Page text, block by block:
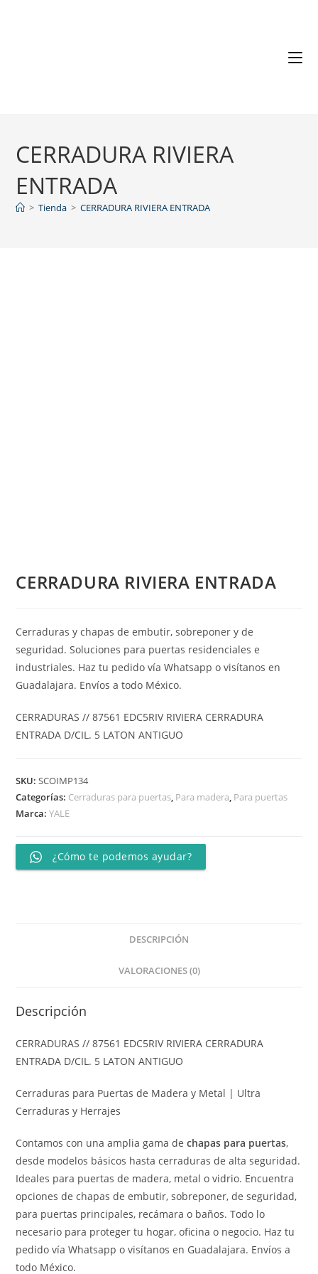
CERRADURA RIVIERA
ENTRADA
> Tienda > CERRADURA RIVIERA ENTRADA
CERRADURA RIVIERA ENTRADA
Cerraduras y chapas de embutir, sobreponer y de
seguridad. Soluciones para puertas residenciales e
industriales. Haz tu pedido vía Whatsapp o visítanos en
Guadalajara. Envíos a todo México.
CERRADURAS // 87561 EDC5RIV RIVIERA CERRADURA
ENTRADA D/CIL. 5 LATON ANTIGUO
SKU:SCOIMP134
Categorías: Cerraduras para puertas, Para madera, Para puertas
Marca:YALE
¿Cómo te podemos ayudar?
DESCRIPCIÓN
VALORACIONES (0)
Descripción
CERRADURAS // 87561 EDC5RIV RIVIERA CERRADURA
ENTRADA D/CIL. 5 LATON ANTIGUO
Cerraduras para Puertas de Madera y Metal | Ultra
Cerraduras y Herrajes
Contamos con una amplia gama dechapas para puertas,
desde modelos básicos hasta cerraduras de alta seguridad.
Ideales para puertas de madera, metal o vidrio. Encuentra
opciones de chapas de embutir, sobreponer, de seguridad,
para puertas principales, recámara o baños. Todo lo
necesario para proteger tu hogar, oficina o negocio. Haz tu
pedido vía Whatsapp o visítanos en Guadalajara. Envíos a
todo México.